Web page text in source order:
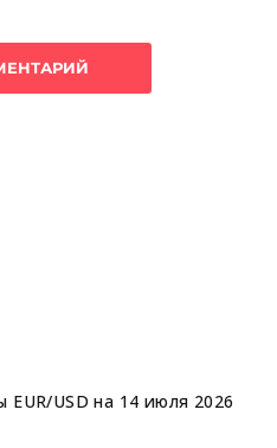
EUR/USD на 14 июля 2026